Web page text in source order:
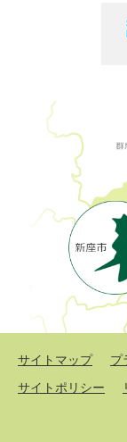
サイトマップ プ
サイトポリシー